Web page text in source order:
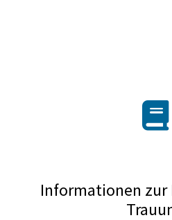
Informationen zur